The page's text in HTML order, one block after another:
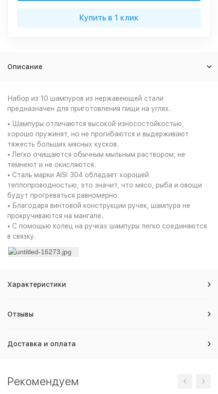
Купить в 1 клик
Описание
Набор из 10 шампуров из нержавеющей стали
предназначен для приготовления пищи на углях.
• Шампуры отличаются высокой износостойкостью,
хорошо пружинят, но не прогибаются и выдерживают
тяжесть больших мясных кусков.
• Легко очищаются обычным мыльным раствором, не
темнеют и не окисляются.
• Сталь марки AISI 304 обладает хорошей
теплопроводностью, это значит, что мясо, рыба и овощи
будут прогреваться равномерно.
• Благодаря винтовой конструкции ручек, шампура не
прокручиваются на мангале.
• С помощью колец на ручках шампуры легко соединяются
в связку.
Характеристики
Отзывы
Доставка и оплата
Рекомендуем